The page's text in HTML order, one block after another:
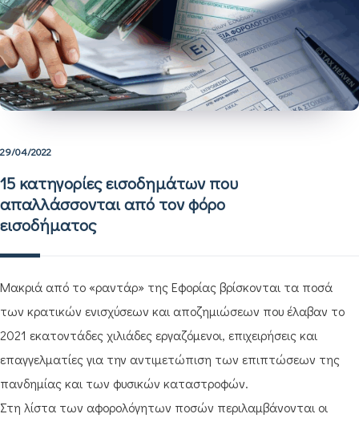
29/04/2022
15 κατηγορίες εισοδημάτων που
απαλλάσσονται από τον φόρο
εισοδήματος
Μακριά από το «ραντάρ» της Εφορίας βρίσκονται τα ποσά
των κρατικών ενισχύσεων και αποζημιώσεων που έλαβαν το
2021 εκατοντάδες χιλιάδες εργαζόμενοι, επιχειρήσεις και
επαγγελματίες για την αντιμετώπιση των επιπτώσεων της
πανδημίας και των φυσικών καταστροφών.
Στη λίστα των αφορολόγητων ποσών περιλαμβάνονται οι